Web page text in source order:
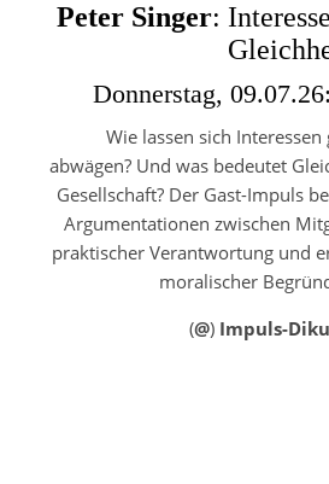
Peter Singer:
Donnerstag,
Wie lassen sich
abwägen? Und was bedeutet
Gesellschaft? Der Gast-Impuls
Argumentationen zwischen
praktischer Verantwortung und
moralischer
(@) Impuls-